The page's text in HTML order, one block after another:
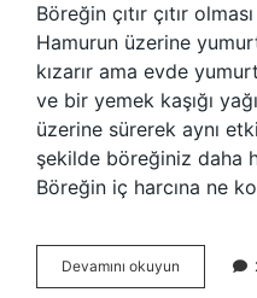
Böreğin çıtır çıtır
Hamurun üzerine
kızarır ama evde
ve bir yemek kaşığı
üzerine sürerek aynı
şekilde böreğiniz daha
Böreğin iç harcına ne
Devamını okuyun
Harcına